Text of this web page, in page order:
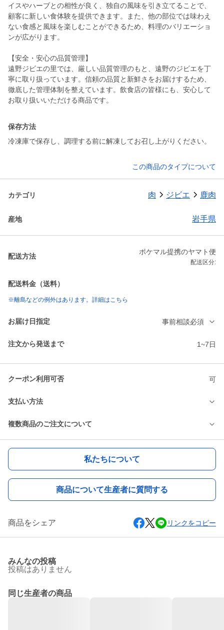
イスやハーブとの相性が良く、独自の風味を引き立てることで、
顧客に新しい食体験を提供できます。また、他の部位では味わえ
ない食感と風味を楽しむことができるため、料理のバリエーショ
ンが広がります。
【安全・安心の品質管理】
遠野ジビエの里では、厳しい品質管理のもと、遠野のジビエを丁
寧に取り扱っています。信頼の品質と新鮮さをお届けするため、
徹底した管理体制を整えています。飲食店の皆様にも、安心して
お取り扱いいただける商品です。
保存方法
冷凍庫で保存し、調理する前に解凍してお召し上がりください。
この商品のタイプについて
カテゴリ 肉 ジビエ 鹿肉
産地 岩手県
配送方法
ポケマル提携のヤマト便
配送区分:
配送料金（送料）
※離島などの例外はあります。詳細はこちら
お届け日指定 事前相談必須
注文から発送まで 1~7日
クーポン利用可否 可
支払い方法
複数商品のご注文について
私たちについて
商品について生産者に質問する
商品をシェア リンクをコピー
みんなの投稿
投稿はありません
同じ生産者の商品